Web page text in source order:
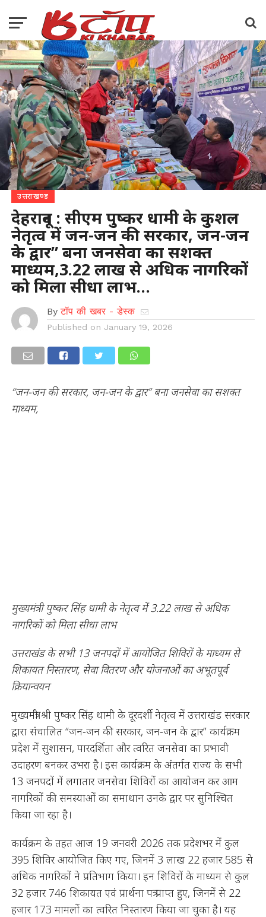
उत्तराखण्ड
देहरादून : सीएम पुष्कर धामी के कुशल
नेतृत्व में जन-जन की सरकार, जन-जन
के द्वार” बना जनसेवा का सशक्त
माध्यम,3.22 लाख से अधिक नागरिकों
को मिला सीधा लाभ…
By टॉप की खबर - डेस्क
Published on January 19, 2026
“जन-जन की सरकार, जन-जन के द्वार” बना जनसेवा का सशक्त
माध्यम,
मुख्यमंत्री पुष्कर सिंह धामी के नेतृत्व में 3.22 लाख से अधिक
नागरिकों को मिला सीधा लाभ
उत्तराखंड के सभी 13 जनपदों में आयोजित शिविरों के माध्यम से
शिकायत निस्तारण, सेवा वितरण और योजनाओं का अभूतपूर्व
क्रियान्वयन
मुख्यमंत्री श्री पुष्कर सिंह धामी के दूरदर्शी नेतृत्व में उत्तराखंड सरकार
द्वारा संचालित “जन-जन की सरकार, जन-जन के द्वार” कार्यक्रम
प्रदेश में सुशासन, पारदर्शिता और त्वरित जनसेवा का प्रभावी
उदाहरण बनकर उभरा है। इस कार्यक्रम के अंतर्गत राज्य के सभी
13 जनपदों में लगातार जनसेवा शिविरों का आयोजन कर आम
नागरिकों की समस्याओं का समाधान उनके द्वार पर सुनिश्चित
किया जा रहा है।
कार्यक्रम के तहत आज 19 जनवरी 2026 तक प्रदेशभर में कुल
395 शिविर आयोजित किए गए, जिनमें 3 लाख 22 हजार 585 से
अधिक नागरिकों ने प्रतिभाग किया। इन शिविरों के माध्यम से कुल
32 हजार 746 शिकायत एवं प्रार्थना पत्र प्राप्त हुए, जिनमें से 22
हजार 173 मामलों का त्वरित निस्तारण किया जा चुका है। यह